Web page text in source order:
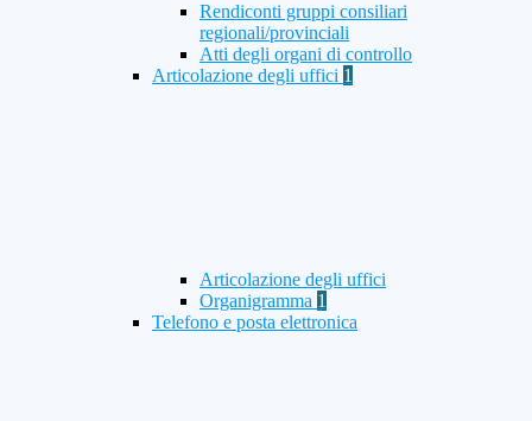
Rendiconti gruppi consiliari
regionali/provinciali
Atti degli organi di controllo
Articolazione degli uffici 1
Articolazione degli uffici
Organigramma 1
Telefono e posta elettronica